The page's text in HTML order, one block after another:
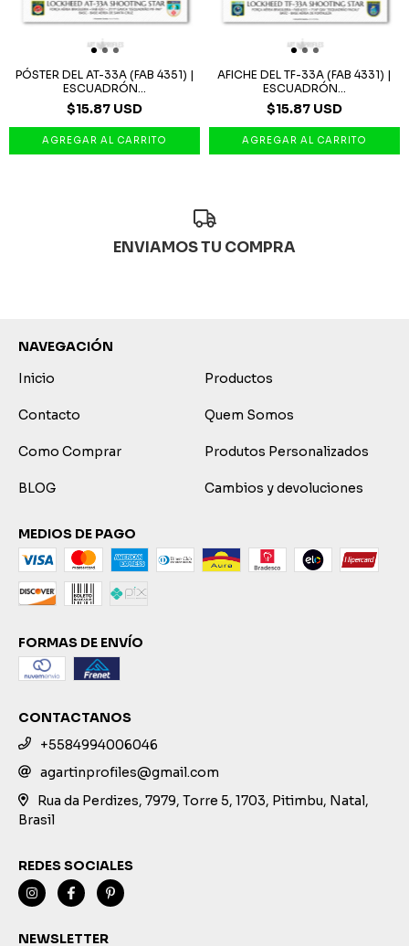
PÓSTER DEL AT-33A (FAB 4351) |
ESCUADRÓN...
$15.87 USD
AFICHE DEL TF-33A (FAB 4331) |
ESCUADRÓN...
$15.87 USD
ENVIAMOS TU COMPRA
NAVEGACIÓN
Inicio
Productos
Contacto Quem Somos
Como Comprar Produtos Personalizados
BLOG Cambios y devoluciones
MEDIOS DE PAGO
FORMAS DE ENVÍO
CONTACTANOS
+5584994006046
agartinprofiles@gmail.com
Rua da Perdizes, 7979, Torre 5, 1703, Pitimbu, Natal,
Brasil
REDES SOCIALES
NEWSLETTER